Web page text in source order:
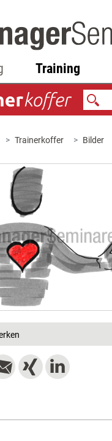
Training
Trainerkoffer Bilder